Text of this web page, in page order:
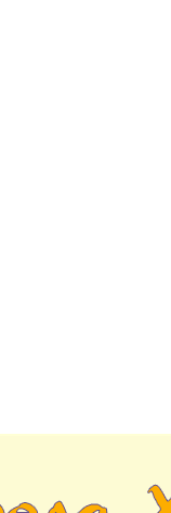
истории,
шаржи, стихи,